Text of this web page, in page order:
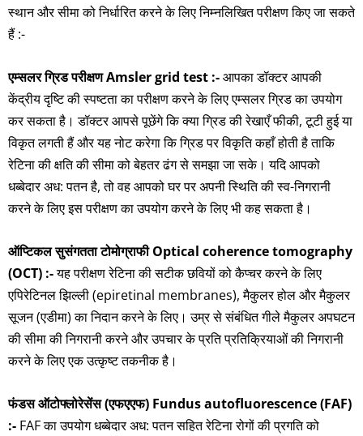
स्थान और सीमा को निर्धारित करने के लिए निम्नलिखित परीक्षण किए जा सकते
हैं :-
एम्सलर ग्रिड परीक्षण Amsler grid test :-आपका डॉक्टर आपकी
केंद्रीय दृष्टि की स्पष्टता का परीक्षण करने के लिए एम्सलर ग्रिड का उपयोग
कर सकता है। डॉक्टर आपसे पूछेंगे कि क्या ग्रिड की रेखाएँ फीकी, टूटी हुई या
विकृत लगती हैं और यह नोट करेगा कि ग्रिड पर विकृति कहाँ होती है ताकि
रेटिना की क्षति की सीमा को बेहतर ढंग से समझा जा सके। यदि आपको
धब्बेदार अध: पतन है, तो वह आपको घर पर अपनी स्थिति की स्व-निगरानी
करने के लिए इस परीक्षण का उपयोग करने के लिए भी कह सकता है।
ऑप्टिकल सुसंगतता टोमोग्राफी Optical coherence tomography
(OCT) :-यह परीक्षण रेटिना की सटीक छवियों को कैप्चर करने के लिए
एपिरेटिनल झिल्ली (epiretinal membranes), मैकुलर होल और मैकुलर
सूजन (एडीमा) का निदान करने के लिए। उम्र से संबंधित गीले मैकुलर अपघटन
की सीमा की निगरानी करने और उपचार के प्रति प्रतिक्रियाओं की निगरानी
करने के लिए एक उत्कृष्ट तकनीक है।
फंडस ऑटोफ्लोरेसेंस (एफएएफ) Fundus autofluorescence (FAF)
:- FAF का उपयोग धब्बेदार अध: पतन सहित रेटिना रोगों की प्रगति को